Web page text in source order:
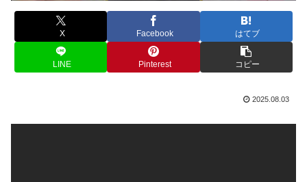
X Facebook はてブ
LINE Pinterest コピー
2025.08.03